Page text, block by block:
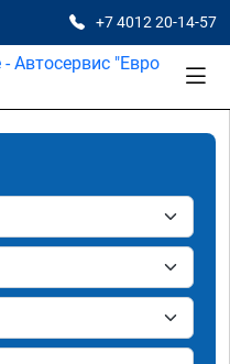
+7 4012 20-14-57